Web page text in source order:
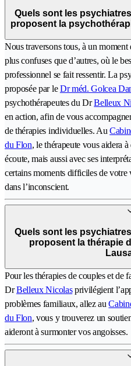
Quels sont les
proposent la
Nous traversons tous, à un
plus confuses que d’autres, où le
professionnel se fait ressentir. La
proposée par leDr méd. Golcea
psychothérapeutes du DrBelleux
en action, afin de vous
de thérapies individuelles. Au
du Flon, le thérapeute vous aidera
écoute, mais aussi avec ses
certains moments difficiles de votre
dans l’inconscient.
Quels sont les
proposent la thérapie
Pour les thérapies de couples et de
DrBelleux Nicolasprivilégient
problèmes familiaux, allez au
du Flon, vous y trouverez un
aideront à surmonter vos angoisses.